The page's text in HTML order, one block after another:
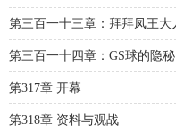
第三百一十三章：拜拜凤王大
第三百一十四章：GS球的隐秘
第317章 开幕
第318章 资料与观战